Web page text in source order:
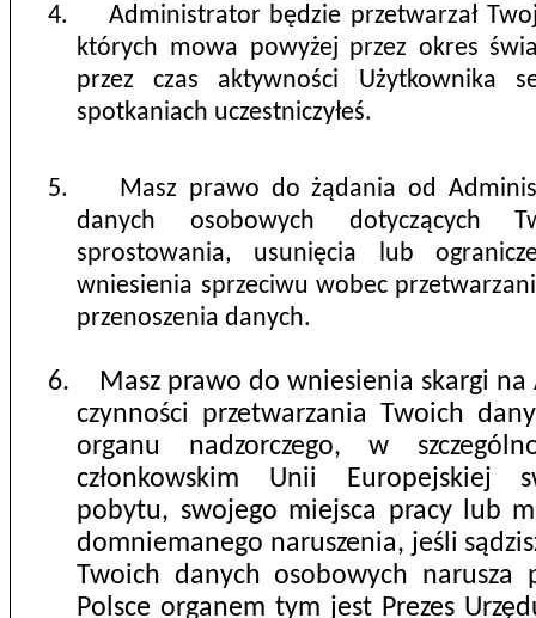
4.
Administrator będzie przetwarzał
których mowa powyżej przez okres
przez czas aktywności Użytkownika
spotkaniach uczestniczyłeś.
5.
Masz prawo do żądania od
danych osobowych dotyczących
sprostowania, usunięcia lub
wniesienia sprzeciwu wobec
przenoszenia danych.
6.
Masz prawo do wniesienia skargi
czynności przetwarzania Twoich
organu nadzorczego, w
członkowskim Unii Europejskiej
pobytu, swojego miejsca pracy lub
domniemanego naruszenia, jeśli
Twoich danych osobowych narusza
Polsce organem tym jest Prezes